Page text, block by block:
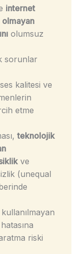
internet
olumsuz
sorunlar
kalitesi ve
etme
teknolojik
ve
(unequal
riski